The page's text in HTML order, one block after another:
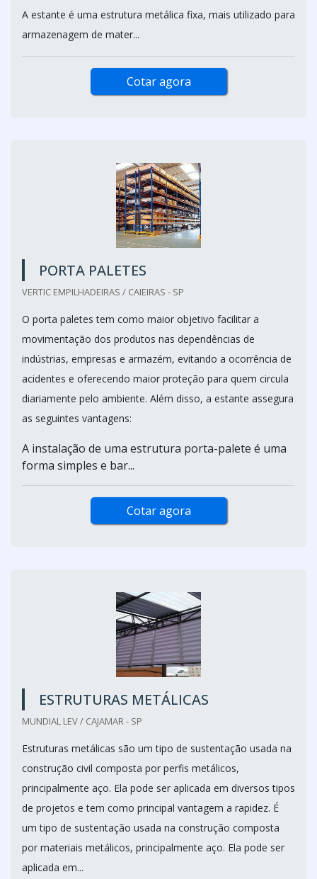
A estante é uma estrutura metálica fixa, mais utilizado para
armazenagem de mater...
Cotar agora
PORTA PALETES
VERTIC EMPILHADEIRAS / CAIEIRAS - SP
O porta paletes tem como maior objetivo facilitar a
movimentação dos produtos nas dependências de
indústrias, empresas e armazém, evitando a ocorrência de
acidentes e oferecendo maior proteção para quem circula
diariamente pelo ambiente. Além disso, a estante assegura
as seguintes vantagens:
A instalação de uma estrutura porta-palete é uma
forma simples e bar...
Cotar agora
ESTRUTURAS METÁLICAS
MUNDIAL LEV / CAJAMAR - SP
Estruturas metálicas são um tipo de sustentação usada na
construção civil composta por perfis metálicos,
principalmente aço. Ela pode ser aplicada em diversos tipos
de projetos e tem como principal vantagem a rapidez. É
um tipo de sustentação usada na construção composta
por materiais metálicos, principalmente aço. Ela pode ser
aplicada em...